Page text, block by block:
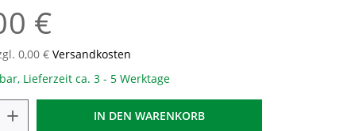
€
0,00 € Versandkosten
Lieferzeit ca. 3 - 5 Werktage
+ IN DEN WARENKORB